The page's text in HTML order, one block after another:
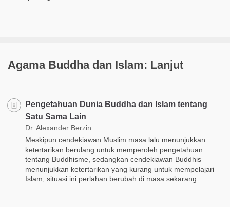
Agama Buddha dan Islam: Lanjut
Pengetahuan Dunia Buddha dan Islam tentang
Satu Sama Lain
Dr. Alexander Berzin
Meskipun cendekiawan Muslim masa lalu menunjukkan
ketertarikan berulang untuk memperoleh pengetahuan
tentang Buddhisme, sedangkan cendekiawan Buddhis
menunjukkan ketertarikan yang kurang untuk mempelajari
Islam, situasi ini perlahan berubah di masa sekarang.